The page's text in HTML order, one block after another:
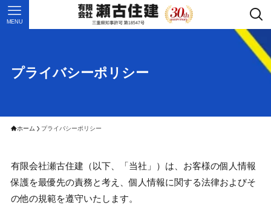
MENU
プライバシーポリシー
ホーム プライバシーポリシー
有限会社瀬古住建（以下、「当社」）は、お客様の個人情報
保護を最優先の責務と考え、個人情報に関する法律およびそ
の他の規範を遵守いたします。